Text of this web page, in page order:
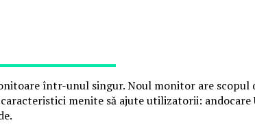
într-unul singur. Noul monitor are
menite să ajute utilizatorii: